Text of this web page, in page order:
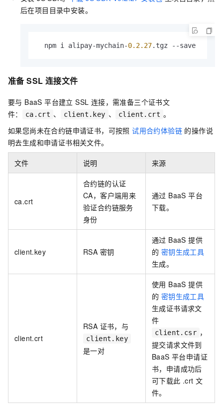
后在项目目录中安装。
  npm i alipay-mychain-
0.2.27. tgz --save
准备 SSL 连接文件
要与 BaaS 平台建立 SSL 连接，需准备三个证书文
件：
ca.crt 、 client.key 、 client.crt 。
如果您尚未在合约链申请证书，可按照试用合约体验链 的操作说
明去生成和申请证书相关文件。
文件 说明 来源
ca.crt
合约链的认证
CA，客户端用来
验证合约链服务
身份
通过 BaaS 平台
下载。
client.key RSA 密钥
通过 BaaS 提供
的 密钥生成工具
生成。
client.crt
RSA 证书，与
client.key
是一对
使用 BaaS 提供
的 密钥生成工具
生成证书请求文
件
client.csr ，
提交请求文件到
BaaS 平台申请证
书，申请成功后
可下载此 .crt 文
件。